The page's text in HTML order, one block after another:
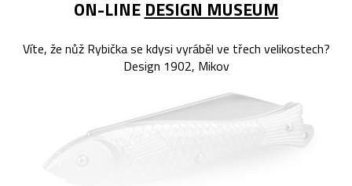
ON-LINE DESIGN MUSEUM
Víte, že nůž Rybička se kdysi vyráběl ve třech velikostech?
Design 1902, Mikov